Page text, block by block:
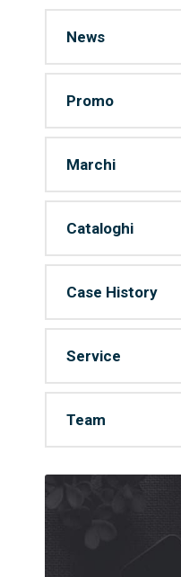
News
Promo
Marchi
Cataloghi
Case History
Service
Team